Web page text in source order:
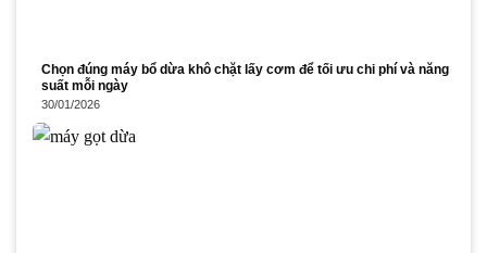
Chọn đúng máy bổ dừa khô chặt lấy cơm để tối ưu chi phí và năng
suất mỗi ngày
30/01/2026